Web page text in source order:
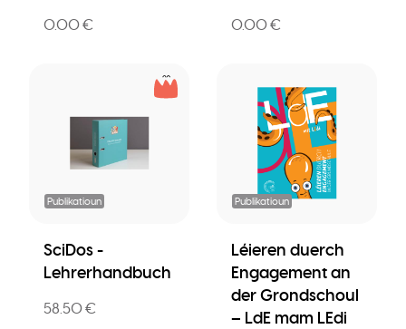
0.00 € 0.00 €
Publikatioun
SciDos -
Lehrerhandbuch
58.50 €
Publikatioun
Léieren duerch
Engagement an
der Grondschoul
– LdE mam LEdi